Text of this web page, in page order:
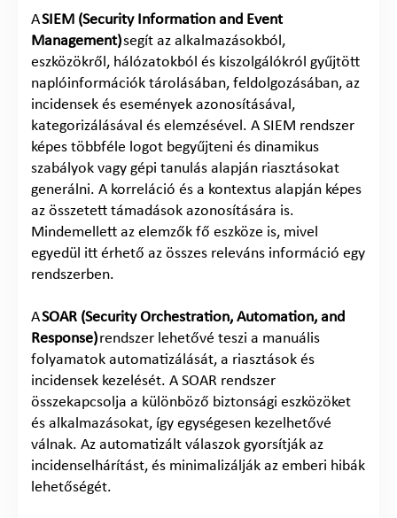
ASIEM (Security Information and Event
Management)segít az alkalmazásokból,
eszközökről, hálózatokból és kiszolgálókról gyűjtött
naplóinformációk tárolásában, feldolgozásában, az
incidensek és események azonosításával,
kategorizálásával és elemzésével. A SIEM rendszer
képes többféle logot begyűjteni és dinamikus
szabályok vagy gépi tanulás alapján riasztásokat
generálni. A korreláció és a kontextus alapján képes
az összetett támadások azonosítására is.
Mindemellett az elemzők fő eszköze is, mivel
egyedül itt érhető az összes releváns információ egy
rendszerben.
ASOAR (Security Orchestration, Automation, and
Response)rendszer lehetővé teszi a manuális
folyamatok automatizálását, a riasztások és
incidensek kezelését. A SOAR rendszer
összekapcsolja a különböző biztonsági eszközöket
és alkalmazásokat, így egységesen kezelhetővé
válnak. Az automatizált válaszok gyorsítják az
incidenselhárítást, és minimalizálják az emberi hibák
lehetőségét.